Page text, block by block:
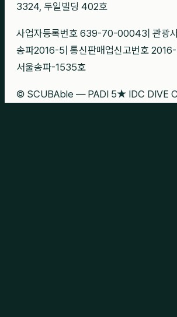
3324, 두일빌딩 402호
사업자등록번호 639-70-00043 관광
송파2016-5 통신판매업신고번호 2016-
서울송파-1535호
© SCUBAble — PADI 5★ IDC DIVE